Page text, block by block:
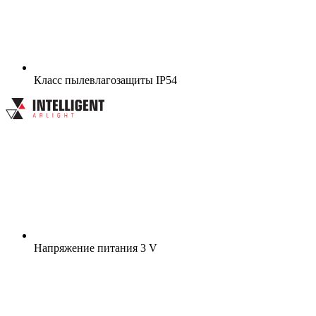
Класс пылевлагозащиты IP54
Напряжение питания 3 V